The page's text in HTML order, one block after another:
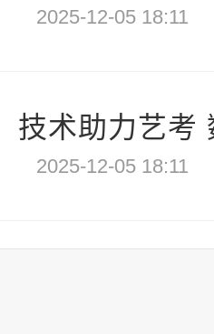
2025-12-05 18:11
技术助力艺
2025-12-05 18:11